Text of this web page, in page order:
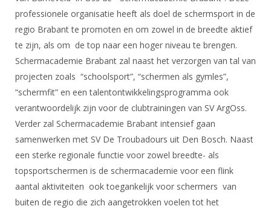
Gebruiksvoorwaarden
Handleiding
Organisatie
Bestuur
Commissies
Ereleden
Leden van Verdiensten
Vacatures
Bondsbureau
Contact
Medewerkers
Ranglijsten
Inschrijven
Reglementen
Materiaal
Schermpaspoort
Rolstoelschermen
Wedstrijdkalender
KNAS Keurmerk
NK's
DBT
FBT
SBT
Talentontwikkeling
Internationale Titeltoernooien
Internationale aanmeldingen
Brassardsysteem
Voor coaches en leraren
Nieuws
Nationale opleidingen
Internationale opleidingen
Opleidingen
Leraar
Nieuws
NK organiseren
professionele organisatie heeft als doel de schermsport in de
regio Brabant te promoten en om zowel in de breedte aktief
te zijn, als om de top naar een hoger niveau te brengen.
Schermacademie Brabant zal naast het verzorgen van tal van
projecten zoals “schoolsport”, “schermen als gymles”,
“schermfit” en een talentontwikkelingsprogramma ook
verantwoordelijk zijn voor de clubtrainingen van SV ArgOss.
Verder zal Schermacademie Brabant intensief gaan
samenwerken met SV De Troubadours uit Den Bosch. Naast
een sterke regionale functie voor zowel breedte- als
topsportschermen is de schermacademie voor een flink
aantal aktiviteiten ook toegankelijk voor schermers van
buiten de regio die zich aangetrokken voelen tot het